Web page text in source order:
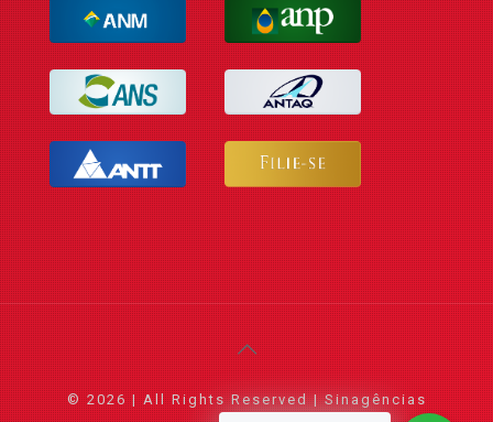
© 2026 | All Rights Reserved | Sinagências